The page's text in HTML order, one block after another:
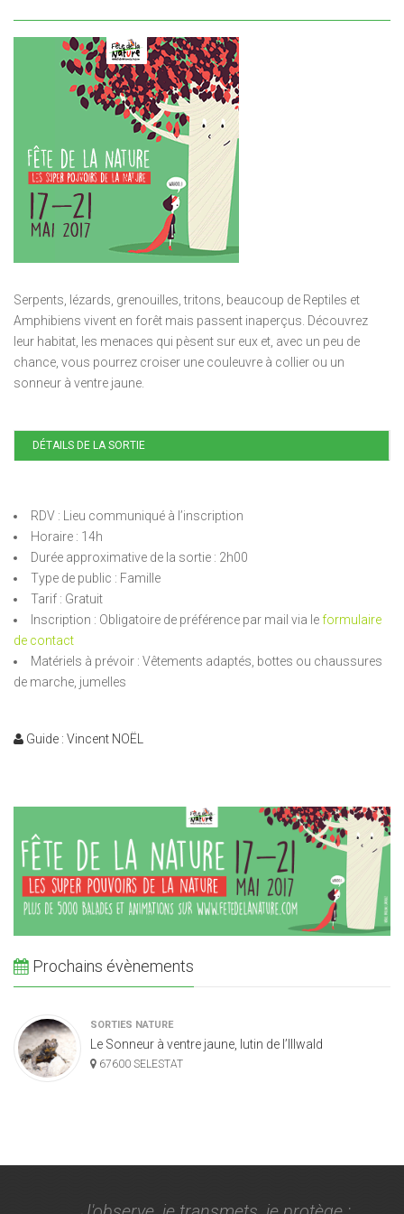
Serpents, lézards, grenouilles, tritons, beaucoup de Reptiles et
Amphibiens vivent en forêt mais passent inaperçus. Découvrez
leur habitat, les menaces qui pèsent sur eux et, avec un peu de
chance, vous pourrez croiser une couleuvre à collier ou un
sonneur à ventre jaune.
DÉTAILS DE LA SORTIE
RDV : Lieu communiqué à l’inscription
Horaire : 14h
Durée approximative de la sortie : 2h00
Type de public : Famille
Tarif : Gratuit
Inscription : Obligatoire de préférence par mail via leformulaire
de contact
Matériels à prévoir : Vêtements adaptés, bottes ou chaussures
de marche, jumelles
Guide : Vincent NOËL
Prochains évènements
SORTIES NATURE
Le Sonneur à ventre jaune, lutin de l’Illwald
67600 SELESTAT